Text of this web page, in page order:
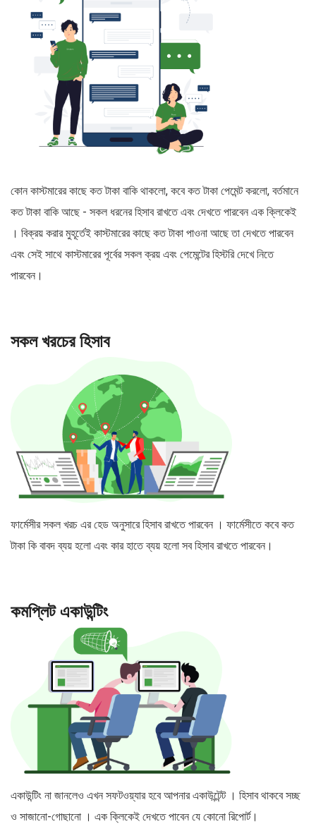
কোন কাস্টমারের কাছে কত টাকা বাকি থাকলো, কবে কত টাকা পেমেন্ট করলো, বর্তমানে
কত টাকা বাকি আছে - সকল ধরনের হিসাব রাখতে এবং দেখতে পারবেন এক ক্লিকেই
। বিক্রয় করার মুহূর্তেই কাস্টমারের কাছে কত টাকা পাওনা আছে তা দেখতে পারবেন
এবং সেই সাথে কাস্টমারের পূর্বের সকল ক্রয় এবং পেমেন্টের হিস্টরি দেখে নিতে
পারবেন।
সকল খরচের হিসাব
ফার্মেসীর সকল খরচ এর হেড অনুসারে হিসাব রাখতে পারবেন । ফার্মেসীতে কবে কত
টাকা কি বাবদ ব্যয় হলো এবং কার হাতে ব্যয় হলো সব হিসাব রাখতে পারবেন।
কমপ্লিট একাউন্টিং
একাউন্টিং না জানলেও এখন সফটওয়্যার হবে আপনার একাউন্টেন্ট । হিসাব থাকবে সচ্ছ
ও সাজানো-গোছানো । এক ক্লিকেই দেখতে পাবেন যে কোনো রিপোর্ট।